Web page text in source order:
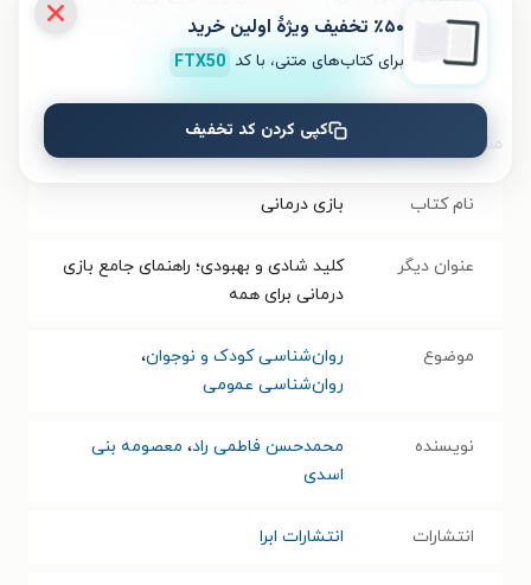
فراهم است.
مشخصات کتاب الکترونیکی
نام کتاب بازی درمانی
عنوان دیگر
کلید شادی و بهبودی؛ راهنمای جامع بازی
درمانی برای همه
موضوع روان‌شناسی کودک و نوجوان،
روان‌شناسی عمومی
نویسنده محمدحسن فاطمی راد، معصومه بنی
اسدی
انتشارات انتشارات ابرا
٪۵۰ تخفیف ویژۀ اولین خرید
برای کتاب‌های متنی، با کد FTX50
کپی کردن کد تخفیف